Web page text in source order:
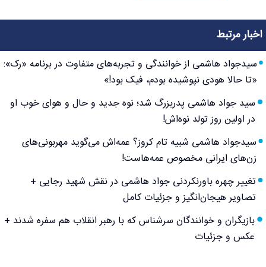
اخبار مرتبط
سیدجواد هاشمی از خوانندگی و تجربه‌های متفاوت در برنامه «رک»:
«تا حالا هودی نپوشیده بودم، فیک بود!»
سید جواد هاشمی پدربزرگ شد؛ نوه جدید و حال و هوای خوب او
در اولین روز تولد نوه‌اش!
سیدجواد هاشمی شبیه تام کروز؟ عمه‌اش می‌گوید مهربونی‌های
زن‌های ایرانی مخصوص عمه‌هاست!
تغییر چهره باورنکردنی جواد هاشمی در نقش شهید رجایی +
تصاویر هیجان‌انگیز و جزئیات کامل
بازیگران و خوانندگان سرشناس که با رهبر انقلاب هم سفره شدند +
عکس و جزئیات